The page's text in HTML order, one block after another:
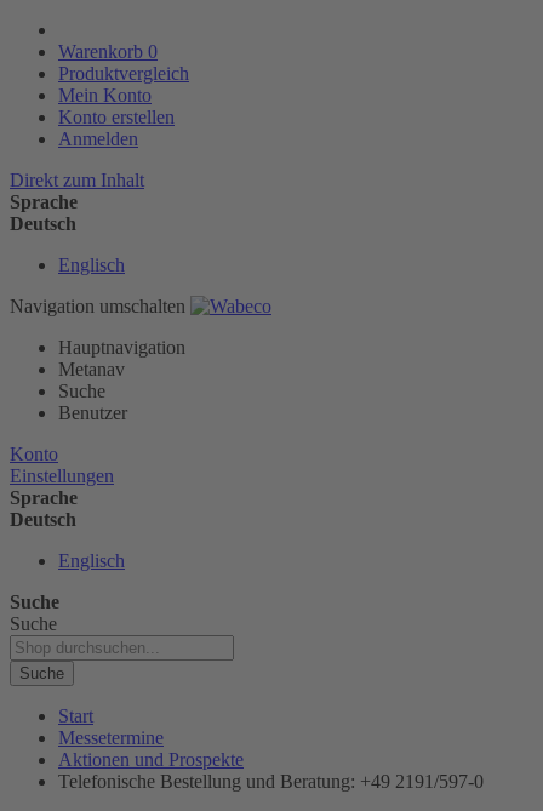
Warenkorb 0
Produktvergleich
Mein Konto
Konto erstellen
Anmelden
Direkt zum Inhalt
Sprache
Deutsch
Englisch
Navigation umschalten
Hauptnavigation
Metanav
Suche
Benutzer
Konto
Einstellungen
Sprache
Deutsch
Englisch
Suche
Suche
Suche
Start
Messetermine
Aktionen und Prospekte
Telefonische Bestellung und Beratung: +49 2191/597-0